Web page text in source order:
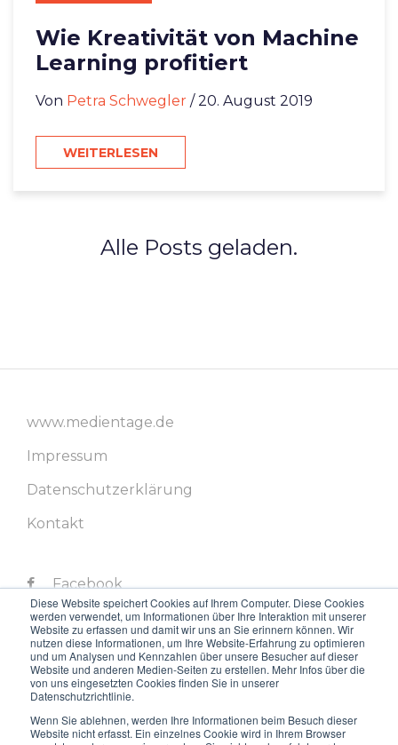
Diese Website speichert Cookies auf Ihrem Computer. Diese Cookies
werden verwendet, um Informationen über Ihre Interaktion mit unserer
Website zu erfassen und damit wir uns an Sie erinnern können. Wir
nutzen diese Informationen, um Ihre Website-Erfahrung zu optimieren
und um Analysen und Kennzahlen über unsere Besucher auf dieser
Website und anderen Medien-Seiten zu erstellen. Mehr Infos über die
von uns eingesetzten Cookies finden Sie in unserer
Datenschutzrichtlinie.
Wenn Sie ablehnen, werden Ihre Informationen beim Besuch dieser
Website nicht erfasst. Ein einzelnes Cookie wird in Ihrem Browser
Wie Kreativität von Machine
Learning profitiert
Von Petra Schwegler / 20. August 2019
WEITERLESEN
Alle Posts geladen.
www.medientage.de
Impressum
Datenschutzerklärung
Kontakt
Facebook
Twitter
LinkedIn
Instagram
Youtube